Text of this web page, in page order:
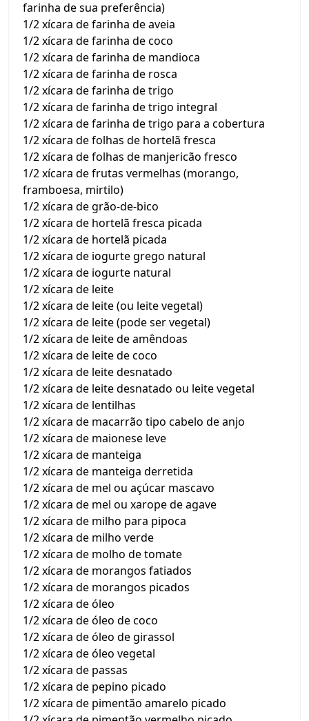
farinha de sua preferência)
1/2 xícara de farinha de aveia
1/2 xícara de farinha de coco
1/2 xícara de farinha de mandioca
1/2 xícara de farinha de rosca
1/2 xícara de farinha de trigo
1/2 xícara de farinha de trigo integral
1/2 xícara de farinha de trigo para a cobertura
1/2 xícara de folhas de hortelã fresca
1/2 xícara de folhas de manjericão fresco
1/2 xícara de frutas vermelhas (morango,
framboesa, mirtilo)
1/2 xícara de grão-de-bico
1/2 xícara de hortelã fresca picada
1/2 xícara de hortelã picada
1/2 xícara de iogurte grego natural
1/2 xícara de iogurte natural
1/2 xícara de leite
1/2 xícara de leite (ou leite vegetal)
1/2 xícara de leite (pode ser vegetal)
1/2 xícara de leite de amêndoas
1/2 xícara de leite de coco
1/2 xícara de leite desnatado
1/2 xícara de leite desnatado ou leite vegetal
1/2 xícara de lentilhas
1/2 xícara de macarrão tipo cabelo de anjo
1/2 xícara de maionese leve
1/2 xícara de manteiga
1/2 xícara de manteiga derretida
1/2 xícara de mel ou açúcar mascavo
1/2 xícara de mel ou xarope de agave
1/2 xícara de milho para pipoca
1/2 xícara de milho verde
1/2 xícara de molho de tomate
1/2 xícara de morangos fatiados
1/2 xícara de morangos picados
1/2 xícara de óleo
1/2 xícara de óleo de coco
1/2 xícara de óleo de girassol
1/2 xícara de óleo vegetal
1/2 xícara de passas
1/2 xícara de pepino picado
1/2 xícara de pimentão amarelo picado